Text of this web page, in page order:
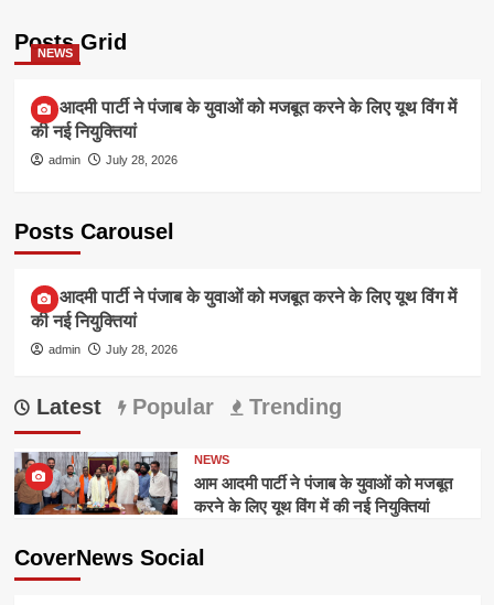
Posts Grid
NEWS
आम आदमी पार्टी ने पंजाब के युवाओं को मजबूत करने के लिए यूथ विंग में
की नई नियुक्तियां
admin July 28, 2026
Posts Carousel
NEWS
आम आदमी पार्टी ने पंजाब के युवाओं को मजबूत करने के लिए यूथ विंग में
की नई नियुक्तियां
admin July 28, 2026
Latest Popular Trending
NEWS
आम आदमी पार्टी ने पंजाब के युवाओं को मजबूत
करने के लिए यूथ विंग में की नई नियुक्तियां
CoverNews Social